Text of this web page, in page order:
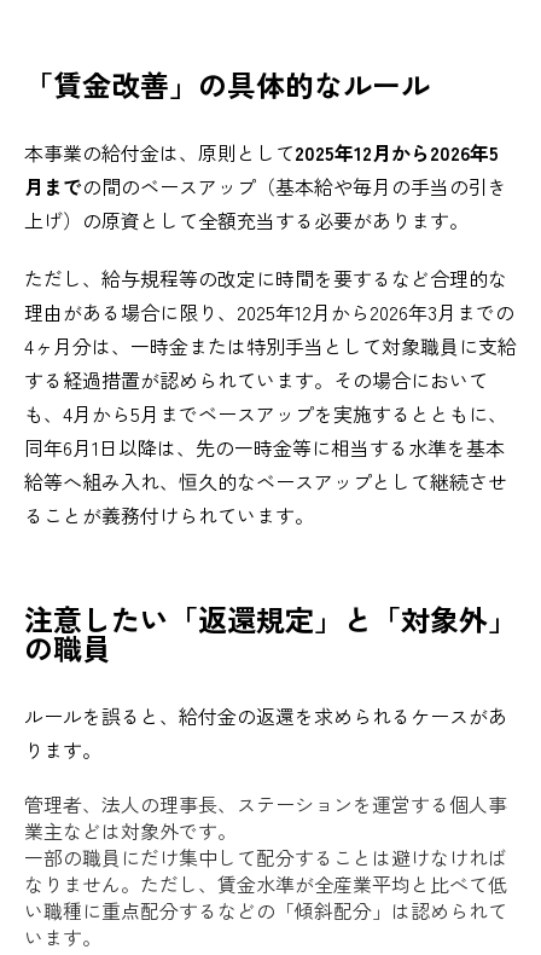
「賃金改善」の具体的なルール
本事業の給付金は、原則として2025年12月から2026年5
月までの間のベースアップ（基本給や毎月の手当の引き
上げ）の原資として全額充当する必要があります。
ただし、給与規程等の改定に時間を要するなど合理的な
理由がある場合に限り、2025年12月から2026年3月までの
4ヶ月分は、一時金または特別手当として対象職員に支給
する経過措置が認められています。その場合において
も、4月から5月までベースアップを実施するとともに、
同年6月1日以降は、先の一時金等に相当する水準を基本
給等へ組み入れ、恒久的なベースアップとして継続させ
ることが義務付けられています。
注意したい「返還規定」と「対象外」
の職員
ルールを誤ると、給付金の返還を求められるケースがあ
ります。
管理者、法人の理事長、ステーションを運営する個人事
業主などは対象外です。
一部の職員にだけ集中して配分することは避けなければ
なりません。ただし、賃金水準が全産業平均と比べて低
い職種に重点配分するなどの「傾斜配分」は認められて
います。